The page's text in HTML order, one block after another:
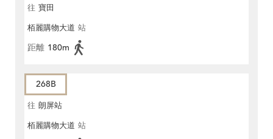
往 寶田
栢麗購物大道 站
距離 180m
268B
往 朗屏站
栢麗購物大道 站